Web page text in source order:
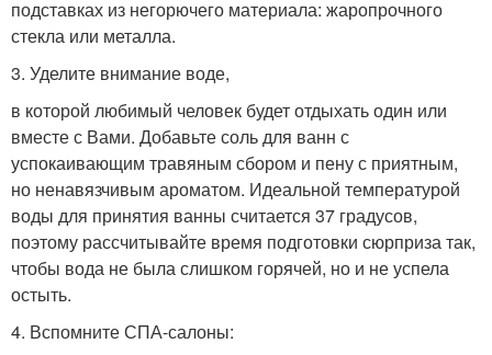
подставках из негорючего материала: жаропрочного
стекла или металла.
3. Уделите внимание воде,
в которой любимый человек будет отдыхать один или
вместе с Вами. Добавьте соль для ванн с
успокаивающим травяным сбором и пену с приятным,
но ненавязчивым ароматом. Идеальной температурой
воды для принятия ванны считается 37 градусов,
поэтому рассчитывайте время подготовки сюрприза так,
чтобы вода не была слишком горячей, но и не успела
остыть.
4. Вспомните СПА-салоны: